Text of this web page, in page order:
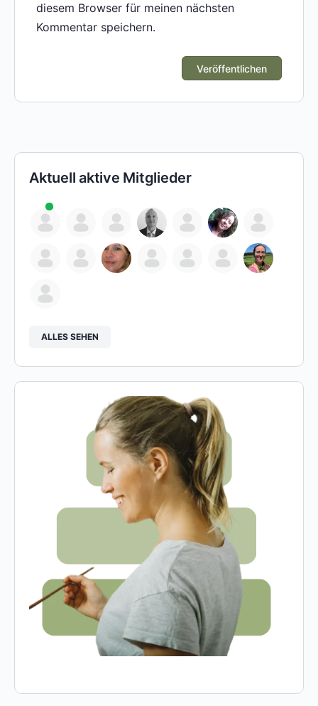
diesem Browser für meinen nächsten
Kommentar speichern.
Aktuell aktive Mitglieder
ALLES SEHEN